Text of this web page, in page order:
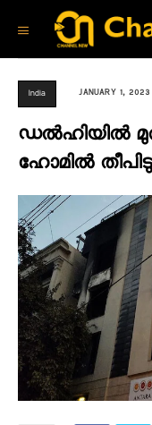
India JANUARY 1, 2023
ഡൽഹിയിൽ
ഹോമിൽ